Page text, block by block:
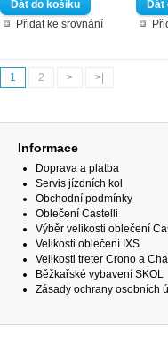
Přidat ke srovnání
1 2 > >|
Informace
Doprava a platba
Servis jízdních kol
Obchodní podmínky
Oblečení Castelli
Výběr velikosti oblečení
Velikosti oblečení IXS
Velikosti treter Crono a
Běžkařské vybavení SKOL
Zásady ochrany osobních